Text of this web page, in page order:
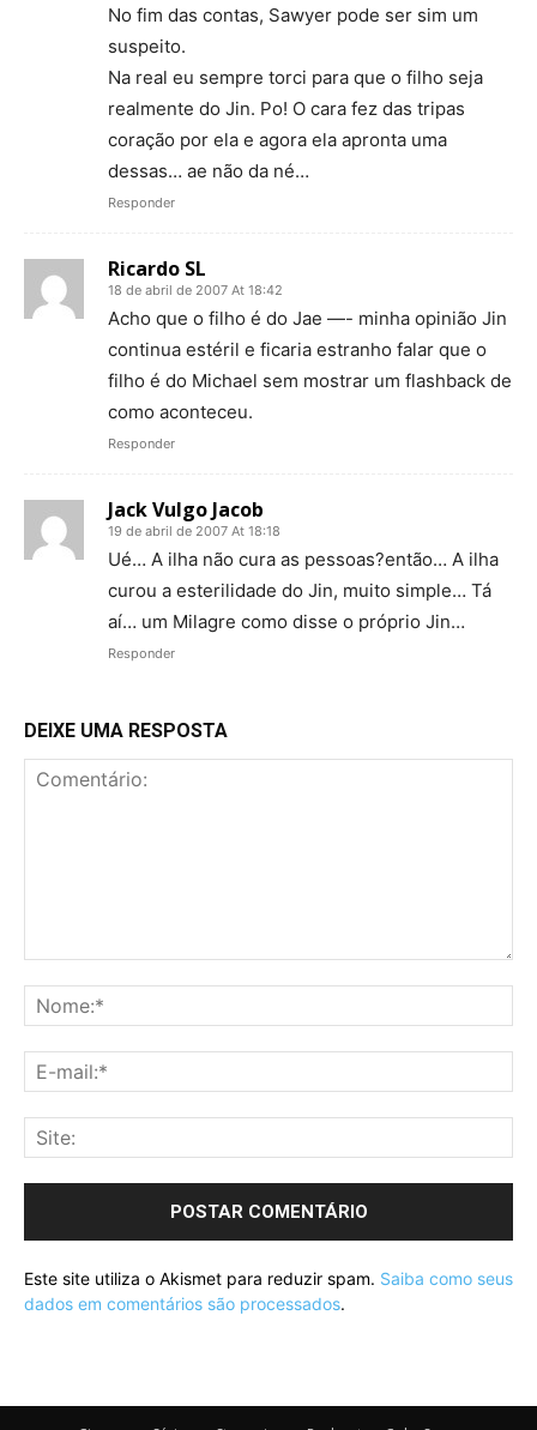
No fim das contas, Sawyer pode ser sim um
suspeito.
Na real eu sempre torci para que o filho seja
realmente do Jin. Po! O cara fez das tripas
coração por ela e agora ela apronta uma
dessas… ae não da né…
Responder
Ricardo SL
18 de abril de 2007 At 18:42
Acho que o filho é do Jae —- minha opinião Jin
continua estéril e ficaria estranho falar que o
filho é do Michael sem mostrar um flashback de
como aconteceu.
Responder
Jack Vulgo Jacob
19 de abril de 2007 At 18:18
Ué… A ilha não cura as pessoas?então… A ilha
curou a esterilidade do Jin, muito simple… Tá
aí… um Milagre como disse o próprio Jin…
Responder
DEIXE UMA RESPOSTA
Este site utiliza o Akismet para reduzir spam. Saiba como seus
dados em comentários são processados.